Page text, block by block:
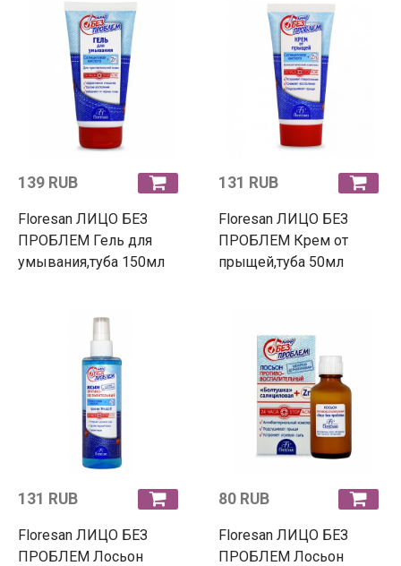
139 RUB
Floresan ЛИЦО БЕЗ
ПРОБЛЕМ Гель для
умывания,туба 150мл
131 RUB
Floresan ЛИЦО БЕЗ
ПРОБЛЕМ Крем от
прыщей,туба 50мл
131 RUB
Floresan ЛИЦО БЕЗ
ПРОБЛЕМ Лосьон
80 RUB
Floresan ЛИЦО БЕЗ
ПРОБЛЕМ Лосьон